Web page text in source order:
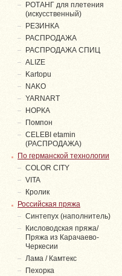
РОТАНГ для плетения
(искусственный)
PЕЗИНКА
РАСПРОДАЖА
РАСПРОДАЖА СПИЦ
ALIZE
Kartopu
NAKO
YARNART
НОРКА
Помпон
СELEBI etamin
(РАСПРОДАЖА)
По германской технологии
COLOR CITY
VITA
Кролик
Российская пряжа
Синтепух (наполнитель)
Кисловодская пряжа/
Пряжа из Карачаево-
Черкесии
Лама / Камтекс
Пехорка